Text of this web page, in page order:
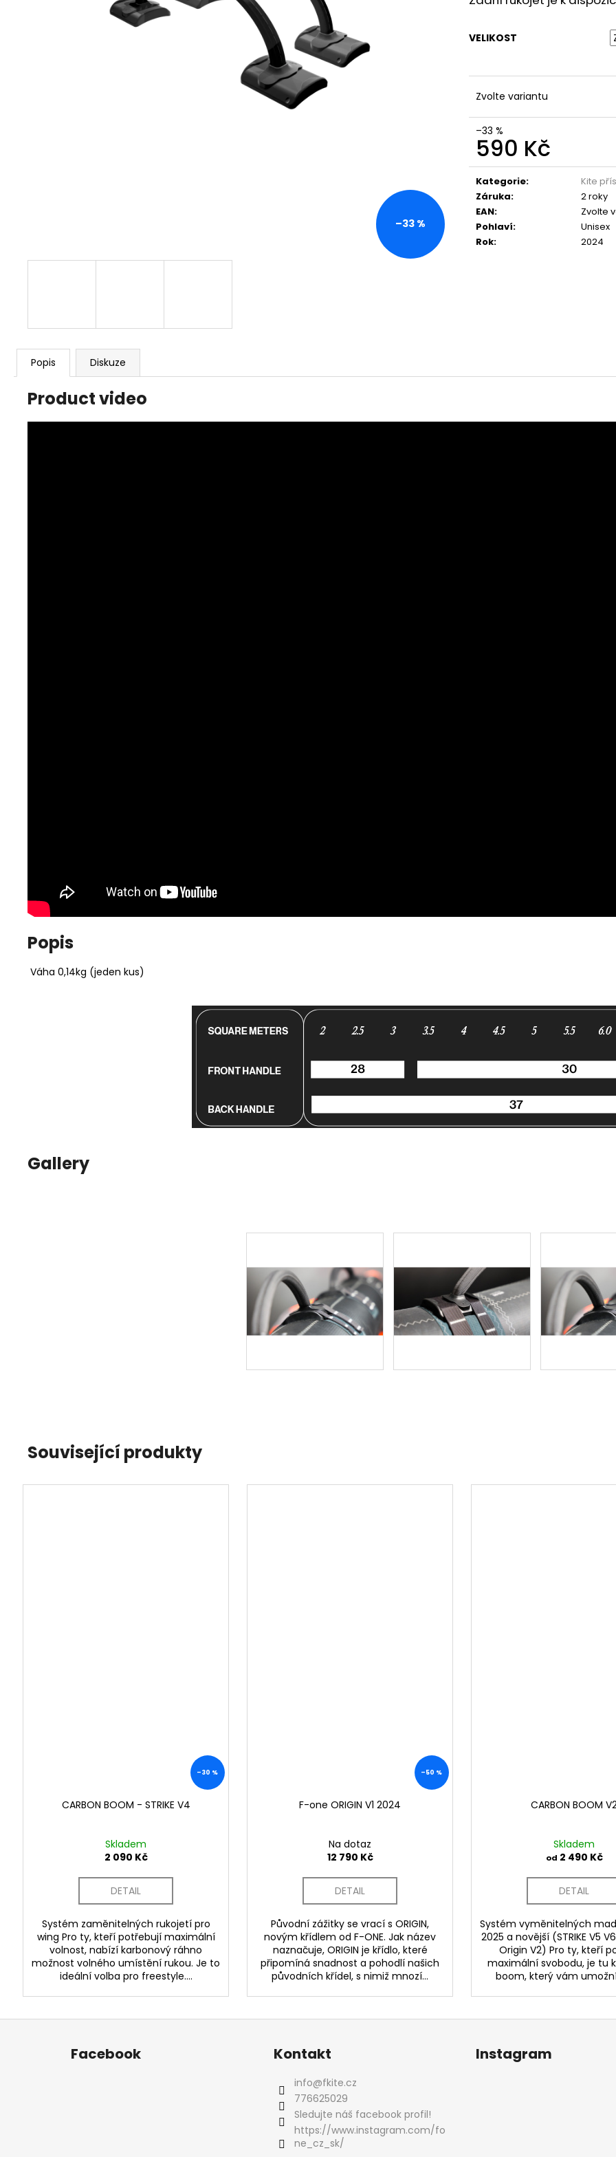
VELIKOST
Zvolte variantu
–33 %
590 Kč
Měrná
cena:
Kategorie:
Kite
Záruka:
2 roky
EAN:
Zvolte
Pohlaví:
Unisex
Rok: 2024
–33 %
Popis Diskuze
Product video
Popis
Váha 0,14kg (jeden kus)
Gallery
Související produkty
–30 %
CARBON BOOM - STRIKE V4
Skladem
2 090 Kč
DETAIL
Systém zaměnitelných rukojetí pro
wing Pro ty, kteří potřebují maximální
volnost, nabízí karbonový ráhno
možnost volného umístění rukou. Je to
ideální volba pro freestyle....
–50 %
F-one ORIGIN V1 2024
Na dotaz
12 790 Kč
DETAIL
Původní zážitky se vrací s ORIGIN,
novým křídlem od F-ONE. Jak název
naznačuje, ORIGIN je křídlo, které
připomíná snadnost a pohodlí našich
původních křídel, s nimiž mnozí...
CARBON BOOM
Skladem
od 2 490 Kč
DETAIL
Systém vyměnitelných
2025 a novější (STRIKE V5
Origin V2) Pro ty, kteří
maximální svobodu, je tu
boom, který vám
Facebook Kontakt
info@fkite.cz
776625029
Sledujte náš facebook profil!
https://www.instagram.com/fo
ne_cz_sk/
Instagram